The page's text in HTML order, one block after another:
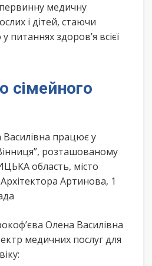
первинну медичну
і дітей, стаючи
здоров’я всієї
сімейного
працює у
розташованому
область, місто
Артинова, 1
Олена Василівна
медичних послуг для